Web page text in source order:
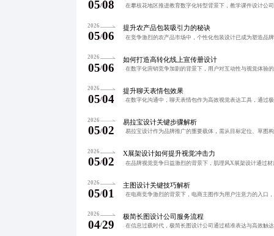
05/08
2026
05/06
提升农产品包装吸引力的秘诀
2026
05/06
如何打造高转化线上宣传册设计
2026
05/04
提升聊天表情包效果
2026
05/02
易拉宝设计关键步骤解析
2026
05/02
X展架设计如何提升视觉冲击力
2026
05/01
主图设计关键技巧解析
2026
04/29
极简长图设计公司服务流程